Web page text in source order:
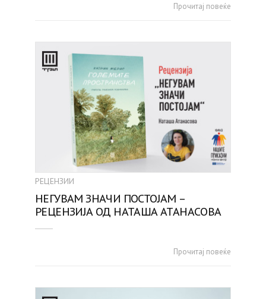
Прочитај повеќе
РЕЦЕНЗИИ
НЕГУВАМ ЗНАЧИ ПОСТОЈАМ –
РЕЦЕНЗИЈА ОД НАТАША АТАНАСОВА
Прочитај повеќе